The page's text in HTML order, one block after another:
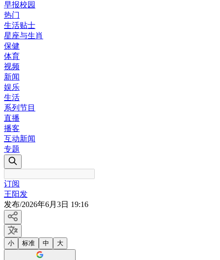
早报校园
热门
生活贴士
星座与生肖
保健
体育
视频
新闻
娱乐
生活
系列节目
直播
播客
互动新闻
专题
订阅
王阳发
发布/2026年6月3日 19:16
小 标准 中 大